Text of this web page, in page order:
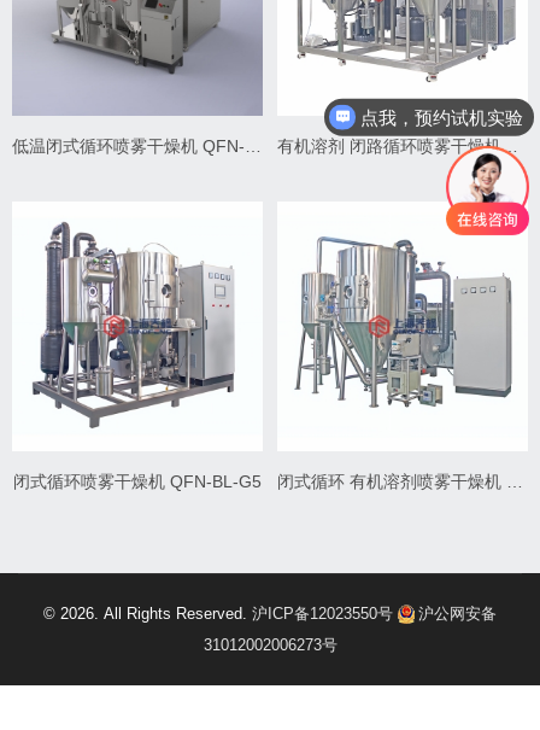
有机溶剂 闭路循环喷雾干燥机组 QFN-BL-2
闭式循环喷雾干燥机 QFN-BL-G5
© 2026. All Rights Reserved. 沪ICP备12023550号
沪公网安备
31012002006273号
点我，预约试机实验